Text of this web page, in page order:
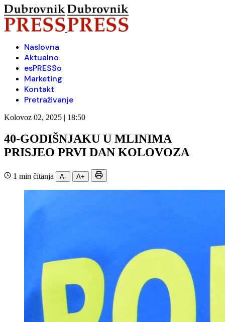
Naslovna
Aktualno
esPRESSo
Marketing
Kontakt
Pretraživanje
Kolovoz 02, 2025 | 18:50
40-GODIŠNJAKU U MLINIMA
PRISJEO PRVI DAN KOLOVOZA
1 min čitanja A- A+